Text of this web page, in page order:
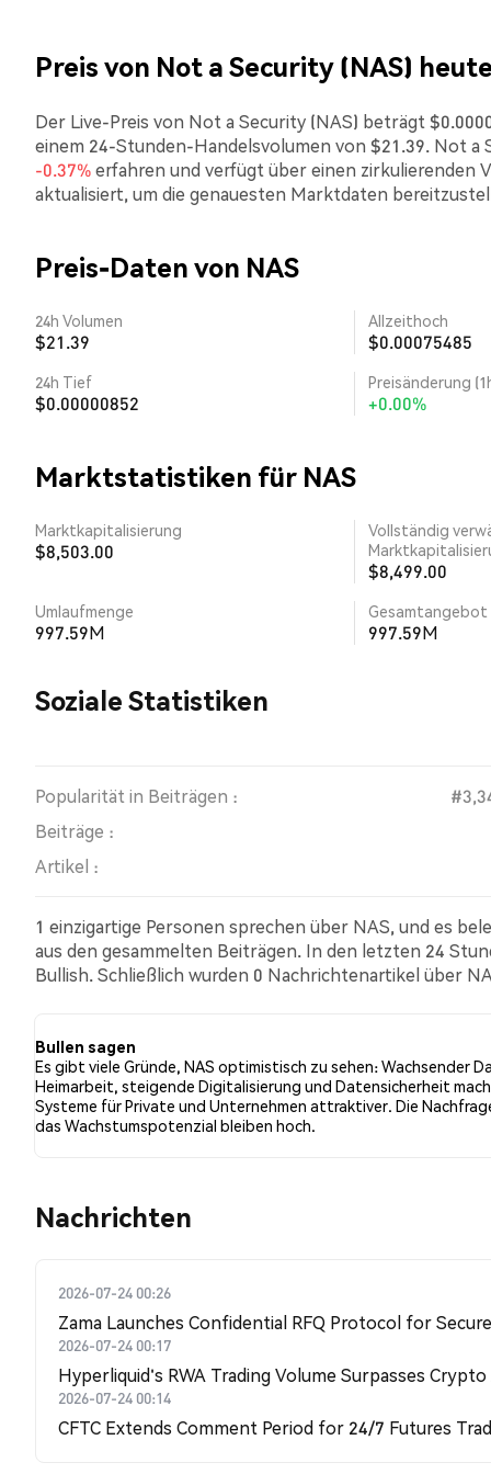
Preis von Not a Security (NAS) heute
Der Live-Preis von Not a Security (NAS) beträgt
einem 24-Stunden-Handelsvolumen von $21.39. Not
-0.37%erfahren und verfügt über einen zirkulierenden
aktualisiert, um die genauesten Marktdaten
Preis-Daten von NAS
24h Volumen
$21.39
Allzeithoch
$0.00075485
24h Tief
$0.00000852
Preisänderung
+0.00%
Marktstatistiken für NAS
Marktkapitalisierung
$8,503.00
Vollständig
$8,499.00
Umlaufmenge
997.59M
Gesamtangebot
997.59M
Soziale Statistiken
Popularität in Beiträgen :
Beiträge :
Artikel :
1 einzigartige Personen sprechen über NAS, und es
aus den gesammelten Beiträgen. In den letzten 24
Bullish. Schließlich wurden 0 Nachrichtenartikel über
Bullen sagen
Es gibt viele Gründe, NAS optimistisch zu sehen: Wachsender
Heimarbeit, steigende Digitalisierung und Datensicherheit
Systeme für Private und Unternehmen attraktiver. Die
das Wachstumspotenzial bleiben hoch.
Nachrichten
2026-07-24 00:26
Zama Launches Confidential RFQ Protocol for
2026-07-24 00:17
Hyperliquid's RWA Trading Volume Surpasses
2026-07-24 00:14
CFTC Extends Comment Period for 24/7 Futures